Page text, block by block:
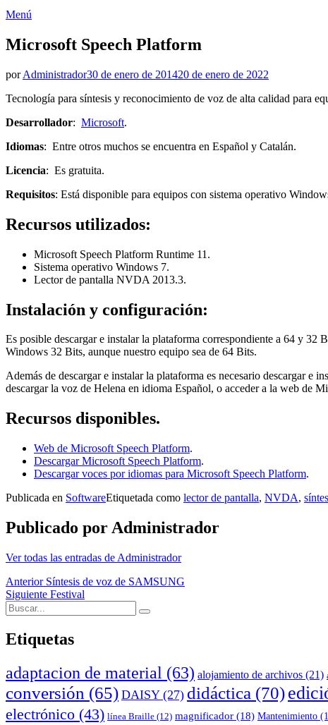
Saltar
contenido
Menú
Microsoft Speech Platform
porAdministradorPublicado
30 de enero de 201420 de enero de 2022
Tecnología para síntesis y reconocimiento de voz de alta calidad para
Desarrollador: Microsoft.
Idiomas: Entre otros muchos se encuentra en Español y Catalán.
Licencia: Es gratuita.
Requisitos: Está disponible para equipos con sistema operativo
Recursos utilizados:
Microsoft Speech Platform Runtime 11.
Sistema operativo Windows 7.
Lector de pantalla NVDA 2013.3.
Instalación y configuración:
Es posible descargar e instalar la plataforma correspondiente a 64 y
Windows 32 Bits, aunque nuestro equipo sea de 64 Bits.
Además de descargar e instalar la plataforma es necesario descargar e
descargar la voz de Helena en idioma Español, o acceder a la web de
Recursos disponibles.
Web de Microsoft Speech Platform.
Descargar Microsoft Speech Platform.
Descargar voces por idiomas para Microsoft Speech Platform.
Publicada en SoftwareEtiquetada como lector de pantalla, NVDA,
Publicado por Administrador
Ver todas las entradas de Administrador
Navegación
de
entradas
Anterior Síntesis de voz de SAMSUNG
Siguiente Festival
Buscar:
Buscar
Etiquetas
adaptacion de material (63) alojamiento de archivos (21)
conversión (65) DAISY(27) didáctica (70)
electrónico (43) línea Braille (12) magnificador (18) Mantenimiento